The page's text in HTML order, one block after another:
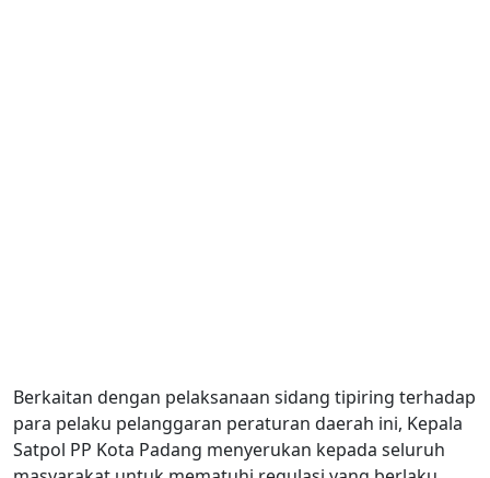
Berkaitan dengan pelaksanaan sidang tipiring terhadap
para pelaku pelanggaran peraturan daerah ini, Kepala
Satpol PP Kota Padang menyerukan kepada seluruh